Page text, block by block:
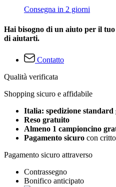
Consegna in 2 giorni
Hai bisogno di un aiuto per il
di aiutarti.
Contatto
Qualità verificata
Shopping sicuro e affidabile
Italia: spedizione standard
Reso gratuito
Almeno 1 campioncino
Pagamento sicuro con
Pagamento sicuro attraverso
Contrassegno
Bonifico anticipato